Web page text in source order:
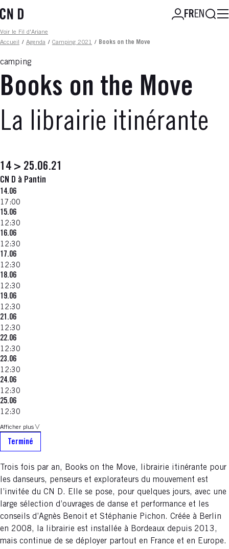
au
principal
FREN
Fil d'ariane
Voir le Fil d'Ariane
Accueil
/ Agenda / Camping 2021 / Books on the Move
camping
Books on the Move
La librairie itinérante
14 > 25.06.21
CN D à Pantin
14.06
17:00
15.06
12:30
16.06
12:30
17.06
12:30
18.06
12:30
19.06
12:30
21.06
12:30
22.06
12:30
23.06
12:30
24.06
12:30
25.06
12:30
Afficher plus
Terminé
Trois fois par an, Books on the Move, librairie itinérante pour
les danseurs, penseurs et explorateurs du mouvement est
l’invitée du CN D. Elle se pose, pour quelques jours, avec une
large sélection d’ouvrages de danse et performance et les
conseils d’Agnès Benoit et Stéphanie Pichon. Créée à Berlin
en 2008, la librairie est installée à Bordeaux depuis 2013,
mais continue de se déployer partout en France et en Europe.